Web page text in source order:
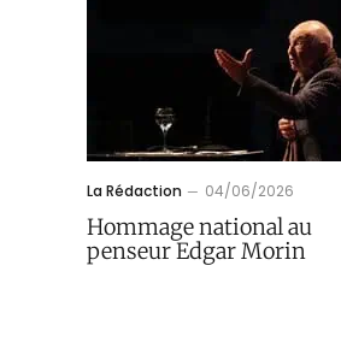
La Rédaction 04/06/2026
Hommage national au
penseur Edgar Morin